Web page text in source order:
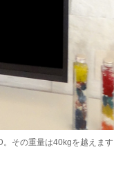
その重量は40kgを越えます